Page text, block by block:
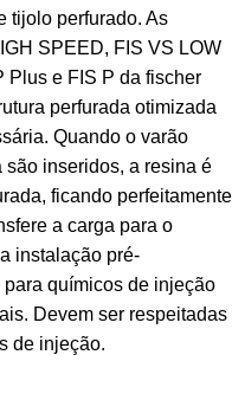
tijolo perfurado. As
SPEED, FIS VS LOW
Plus e FIS P da fischer
perfurada otimizada
Quando o varão
são inseridos, a resina é
ficando perfeitamente
a carga para o
instalação pré-
químicos de injeção
Devem ser respeitadas
de injeção.